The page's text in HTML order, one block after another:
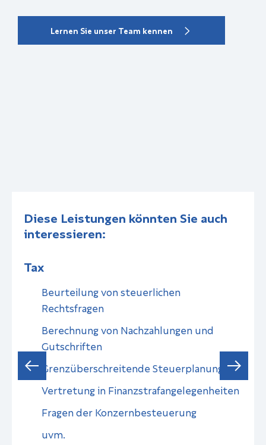
Lernen Sie unser Team kennen
Diese Leistungen könnten Sie auch
interessieren:
Tax
Beurteilung von steuerlichen
Rechtsfragen
Berechnung von Nachzahlungen und
Gutschriften
Grenzüberschreitende Steuerplanung
Vertretung in Finanzstrafangelegenheiten
Fragen der Konzernbesteuerung
uvm.